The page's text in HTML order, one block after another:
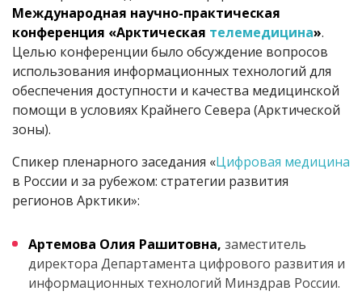
Международная научно-практическая
конференция «Арктическая телемедицина».
Целью конференции было обсуждение вопросов
использования информационных технологий для
обеспечения доступности и качества медицинской
помощи в условиях Крайнего Севера (Арктической
зоны).
Спикер пленарного заседания «Цифровая медицина
в России и за рубежом: стратегии развития
регионов Арктики»:
Артемова Олия Рашитовна, заместитель
директора Департамента цифрового развития и
информационных технологий Минздрав России.